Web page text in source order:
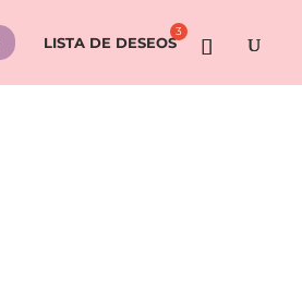
LISTA DE DESEOS